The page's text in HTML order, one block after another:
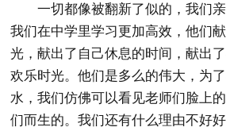
一切都像被翻新了似的，我们
我们在中学里学习更加高效，他们
光，献出了自己休息的时间，献出
欢乐时光。他们是多么的伟大，为
水，我们仿佛可以看见老师们脸上
们而生的。我们还有什么理由不好